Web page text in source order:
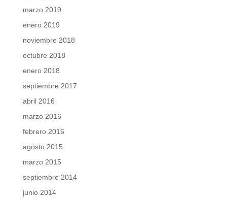
marzo 2019
enero 2019
noviembre 2018
octubre 2018
enero 2018
septiembre 2017
abril 2016
marzo 2016
febrero 2016
agosto 2015
marzo 2015
septiembre 2014
junio 2014